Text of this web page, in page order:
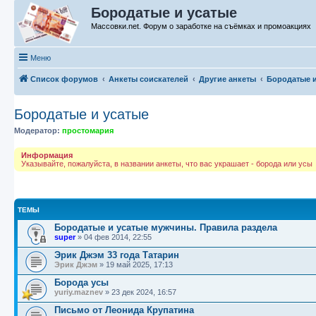
Бородатые и усатые
Массовки.net. Форум о заработке на съёмках и промоакциях
Меню
Список форумов Анкеты соискателей Другие анкеты Бородатые
Бородатые и усатые
Модератор: простомария
Информация
Указывайте, пожалуйста, в названии анкеты, что вас украшает - борода или усы
ТЕМЫ
Бородатые и усатые мужчины. Правила раздела
super» 04 фев 2014, 22:55
Эрик Джэм 33 года Татарин
Эрик Джэм » 19 май 2025, 17:13
Борода усы
yuriy.maznev » 23 дек 2024, 16:57
Письмо от Леонида Крупатина